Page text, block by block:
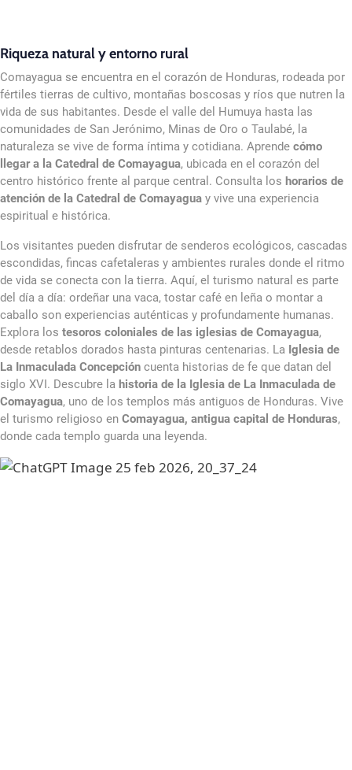
Riqueza natural y entorno rural
Comayagua se encuentra en el corazón de Honduras, rodeada por
fértiles tierras de cultivo, montañas boscosas y ríos que nutren la
vida de sus habitantes. Desde el valle del Humuya hasta las
comunidades de San Jerónimo, Minas de Oro o Taulabé, la
naturaleza se vive de forma íntima y cotidiana. Aprende cómo
llegar a la Catedral de Comayagua, ubicada en el corazón del
centro histórico frente al parque central. Consulta los horarios de
atención de la Catedral de Comayagua y vive una experiencia
espiritual e histórica.
Los visitantes pueden disfrutar de senderos ecológicos, cascadas
escondidas, fincas cafetaleras y ambientes rurales donde el ritmo
de vida se conecta con la tierra. Aquí, el turismo natural es parte
del día a día: ordeñar una vaca, tostar café en leña o montar a
caballo son experiencias auténticas y profundamente humanas.
Explora los tesoros coloniales de las iglesias de Comayagua,
desde retablos dorados hasta pinturas centenarias. La Iglesia de
La Inmaculada Concepción cuenta historias de fe que datan del
siglo XVI. Descubre la historia de la Iglesia de La Inmaculada de
Comayagua, uno de los templos más antiguos de Honduras. Vive
el turismo religioso en Comayagua, antigua capital de Honduras,
donde cada templo guarda una leyenda.